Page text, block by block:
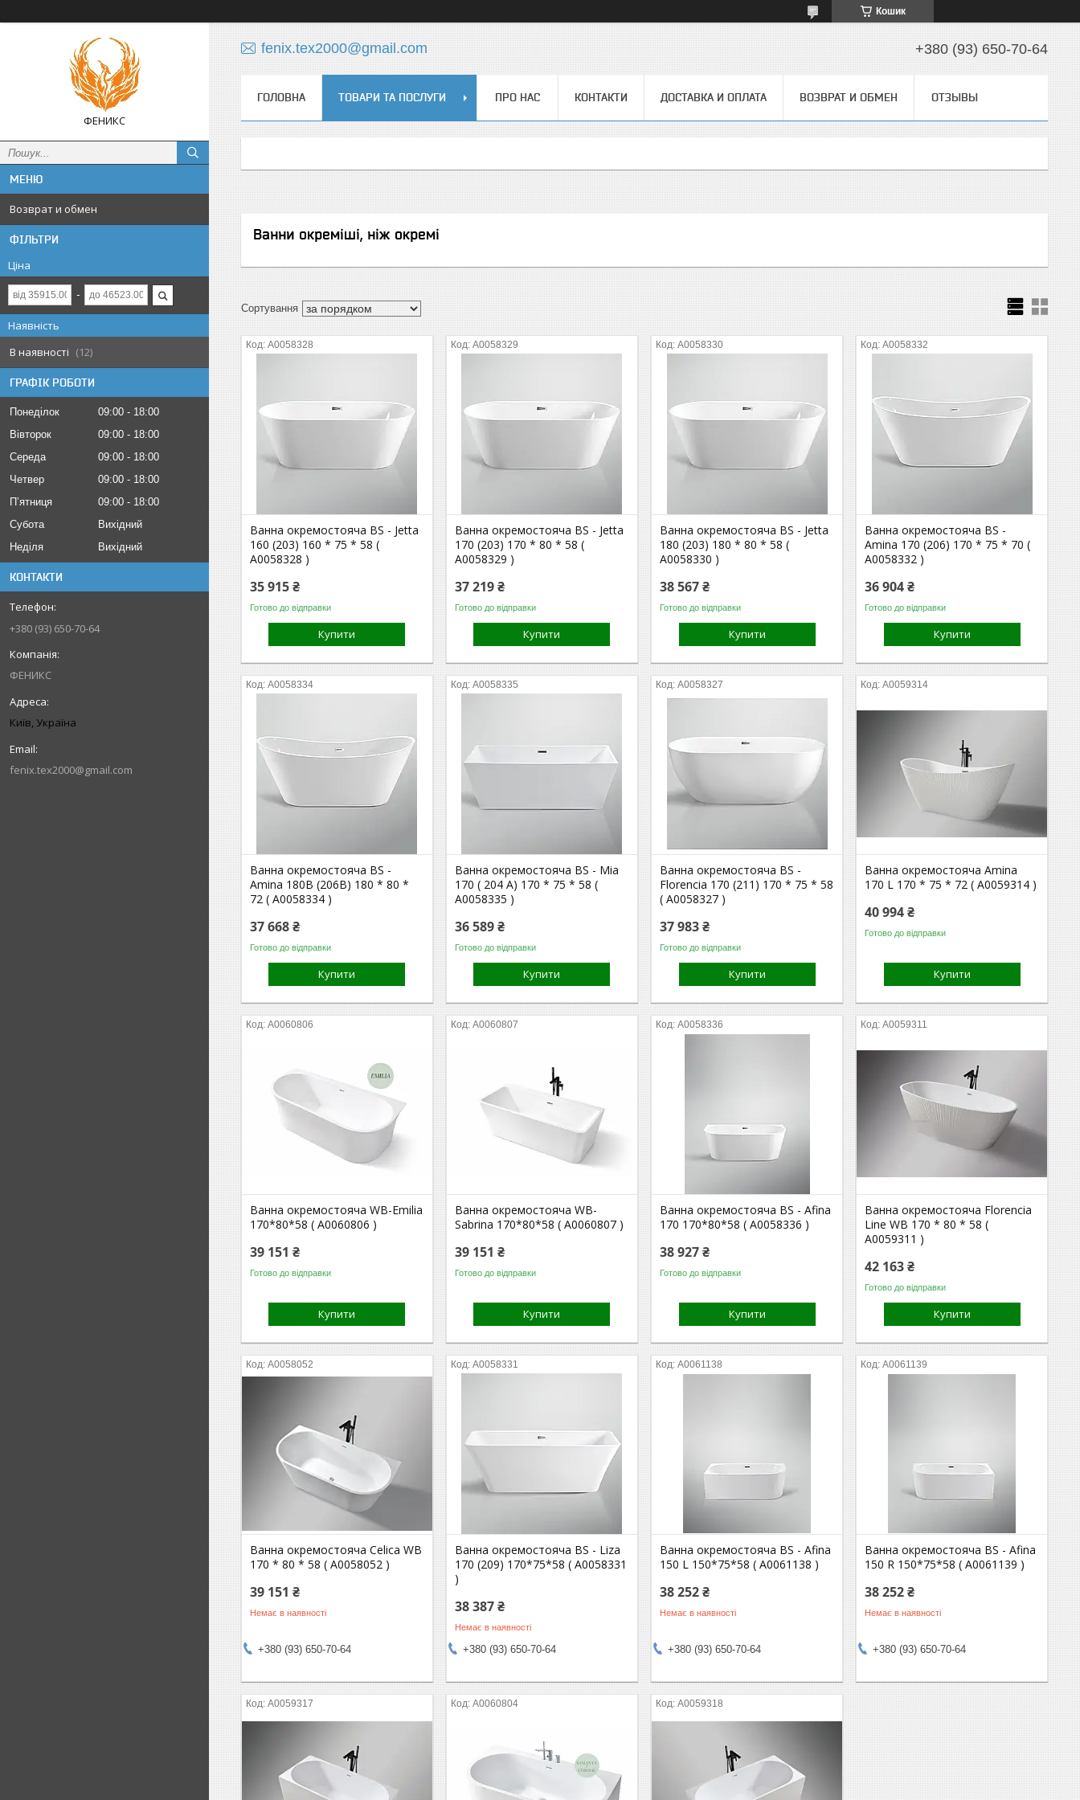
Кошик
ФЕНИКС
Возврат и обмен
ФІЛЬТРИ
Ціна
Наявність
В наявності
12
ГРАФІК РОБОТИ
Понеділок 09:00
18:00
Вівторок
09:00
18:00
Середа
09:00
18:00
Четвер
09:00
18:00
Пʼятниця
09:00
18:00
Субота
Вихідний
Неділя
Вихідний
КОНТАКТИ
+380 (93) 650-70-64
ФЕНИКС
Київ, Україна
fenix.tex2000@gmail.com
fenix.tex2000@gmail.com +380 (93) 650-70-64
ГОЛОВНА ТОВАРИ ТА ПОСЛУГИ ПРО НАС КОНТАКТИ ДОСТАВКА И ОПЛАТА ВОЗВРАТ И ОБМЕН ОТЗЫВЫ
Ванни окреміші, ніж окремі
А0058328
Ванна окремостояча BS - Jetta
160 (203) 160 * 75 * 58 (
А0058328 )
35 915 ₴
Готово до відправки
Купити
А0058329
Ванна окремостояча BS - Jetta
170 (203) 170 * 80 * 58 (
А0058329 )
37 219 ₴
Готово до відправки
Купити
А0058330
Ванна окремостояча BS - Jetta
180 (203) 180 * 80 * 58 (
А0058330 )
38 567 ₴
Готово до відправки
Купити
А0058332
Ванна окремостояча BS -
Amina 170 (206) 170 * 75 * 70 (
А0058332 )
36 904 ₴
Готово до відправки
Купити
А0058334
Ванна окремостояча BS -
Amina 180B (206B) 180 * 80 *
72 ( А0058334 )
37 668 ₴
Готово до відправки
Купити
А0058335
Ванна окремостояча BS - Mia
170 ( 204 A) 170 * 75 * 58 (
А0058335 )
36 589 ₴
Готово до відправки
Купити
А0058327
Ванна окремостояча BS -
Florencia 170 (211) 170 * 75 * 58
( А0058327 )
37 983 ₴
Готово до відправки
Купити
А0059314
Ванна окремостояча Amina
170 L 170 * 75 * 72 ( А0059314 )
40 994 ₴
Готово до відправки
Купити
А0060806
Ванна окремостояча WB-Emilia
170*80*58 ( А0060806 )
39 151 ₴
Готово до відправки
Купити
А0060807
Ванна окремостояча WB-
Sabrina 170*80*58 ( А0060807 )
39 151 ₴
Готово до відправки
Купити
А0058336
Ванна окремостояча BS - Afina
170 170*80*58 ( А0058336 )
38 927 ₴
Готово до відправки
Купити
А0059311
Ванна окремостояча Florencia
Line WB 170 * 80 * 58 (
А0059311 )
42 163 ₴
Готово до відправки
Купити
А0058052
Ванна окремостояча Celica WB
170 * 80 * 58 ( А0058052 )
39 151 ₴
Немає в наявності
+380 (93) 650-70-64
А0058331
Ванна окремостояча BS - Liza
170 (209) 170*75*58 ( А0058331
)
38 387 ₴
Немає в наявності
+380 (93) 650-70-64
А0061138
Ванна окремостояча BS - Afina
150 L 150*75*58 ( А0061138 )
38 252 ₴
Немає в наявності
+380 (93) 650-70-64
А0061139
Ванна окремостояча BS - Afina
150 R 150*75*58 ( А0061139 )
38 252 ₴
Немає в наявності
+380 (93) 650-70-64
А0059317 А0060804 А0059318